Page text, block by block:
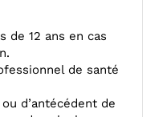
de 12 ans en cas
de santé
d’antécédent de